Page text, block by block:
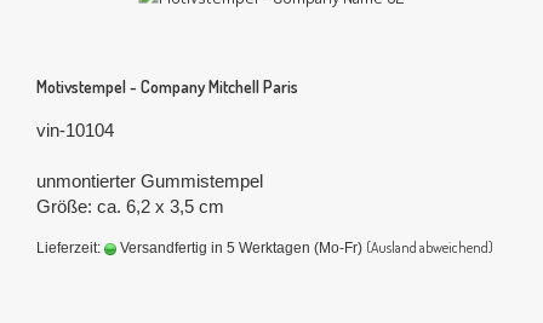
Motivstempel - Company Mitchell Paris
vin-10104
unmontierter Gummistempel
Größe: ca. 6,2 x 3,5 cm
Lieferzeit: Versandfertig in 5 Werktagen (Mo-Fr) (Ausland abweichend)